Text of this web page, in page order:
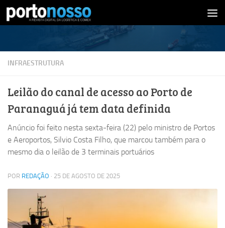
Skip to content
INFRAESTRUTURA
Leilão do canal de acesso ao Porto de
Paranaguá já tem data definida
Anúncio foi feito nesta sexta-feira (22) pelo ministro de Portos
e Aeroportos, Silvio Costa Filho, que marcou também para o
mesmo dia o leilão de 3 terminais portuários
POR REDAÇÃO · 25 DE AGOSTO DE 2025